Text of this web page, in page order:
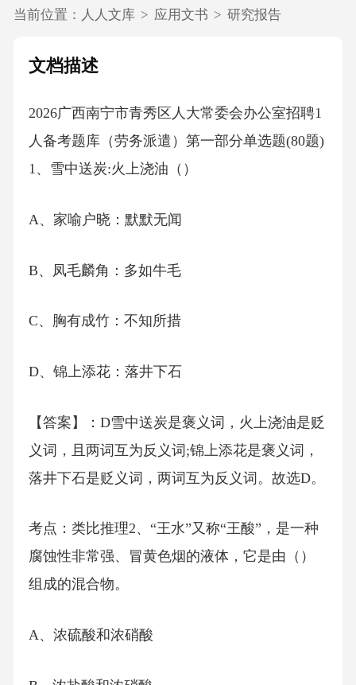
当前位置： 人人文库 > 应用文书 > 研究报告
文档描述
2026广西南宁市青秀区人大常委会办公室招聘1
人备考题库（劳务派遣）第一部分单选题(80题)
1、雪中送炭:火上浇油（）
A、家喻户晓：默默无闻
B、凤毛麟角：多如牛毛
C、胸有成竹：不知所措
D、锦上添花：落井下石
【答案】：D雪中送炭是褒义词，火上浇油是贬
义词，且两词互为反义词;锦上添花是褒义词，
落井下石是贬义词，两词互为反义词。故选D。
考点：类比推理2、“王水”又称“王酸”，是一种
腐蚀性非常强、冒黄色烟的液体，它是由（）
组成的混合物。
A、浓硫酸和浓硝酸